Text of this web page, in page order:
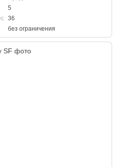
5
36
без ограничения